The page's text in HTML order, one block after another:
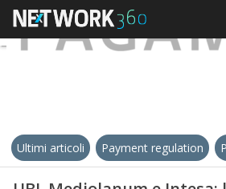
Ultimi articoli Payment regulation